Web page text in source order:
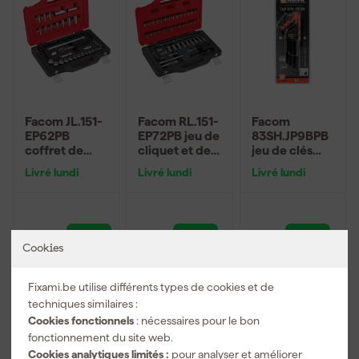
Cookies
Fixami.be utilise différents types de cookies et de
techniques similaires :
Cookies fonctionnels : nécessaires pour le bon
fonctionnement du site web.
Cookies analytiques limités : pour analyser et améliorer
Facom JL.151-
EP62PB
coffret de
et douilles 62
Box - 3/8"
Livré lundi
TTC
Facom RL.151-
EP72PB jeu de
cliquet et de
pièces dans
Livré lundi
Facom
83SH.JP9BPB
jeu de clés
longues à tête
Livré lundi
Nouveau